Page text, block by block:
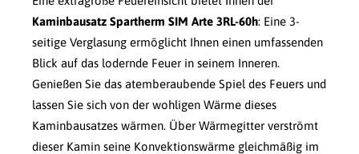
Kaminbausatz Spartherm SIM Arte 3RL-60h: Eine 3-
seitige Verglasung ermöglicht Ihnen einen umfassenden
Blick auf das lodernde Feuer in seinem Inneren.
Genießen Sie das atemberaubende Spiel des Feuers und
lassen Sie sich von der wohligen Wärme dieses
Kaminbausatzes wärmen. Über Wärmegitter verströmt
dieser Kamin seine Konvektionswärme gleichmäßig im